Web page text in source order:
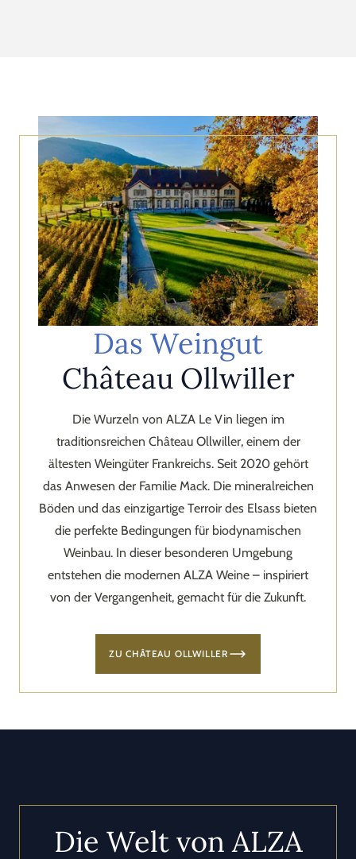
Das Weingut
Château Ollwiller
Die Wurzeln von ALZA Le Vin liegen im
traditionsreichen Château Ollwiller, einem der
ältesten Weingüter Frankreichs. Seit 2020 gehört
das Anwesen der Familie Mack. Die mineralreichen
Böden und das einzigartige Terroir des Elsass bieten
die perfekte Bedingungen für biodynamischen
Weinbau. In dieser besonderen Umgebung
entstehen die modernen ALZA Weine – inspiriert
von der Vergangenheit, gemacht für die Zukunft.
ZU CHÂTEAU OLLWILLER
Die Welt von ALZA